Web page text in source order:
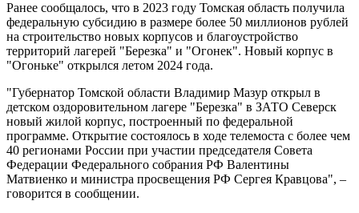
Ранее сообщалось, что в 2023 году Томская область получила
федеральную субсидию в размере более 50 миллионов рублей
на строительство новых корпусов и благоустройство
территорий лагерей "Березка" и "Огонек". Новый корпус в
"Огоньке" открылся летом 2024 года.
"Губернатор Томской области Владимир Мазур открыл в
детском оздоровительном лагере "Березка" в ЗАТО Северск
новый жилой корпус, построенный по федеральной
программе. Открытие состоялось в ходе телемоста с более чем
40 регионами России при участии председателя Совета
Федерации Федерального собрания РФ Валентины
Матвиенко и министра просвещения РФ Сергея Кравцова", –
говорится в сообщении.